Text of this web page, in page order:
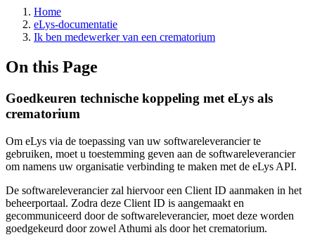
Home
eLys-documentatie
Ik ben medewerker van een crematorium
On this Page
Goedkeuren technische koppeling met eLys als
crematorium
Om eLys via de toepassing van uw softwareleverancier te
gebruiken, moet u toestemming geven aan de softwareleverancier
om namens uw organisatie verbinding te maken met de eLys API.
De softwareleverancier zal hiervoor een Client ID aanmaken in het
beheerportaal. Zodra deze Client ID is aangemaakt en
gecommuniceerd door de softwareleverancier, moet deze worden
goedgekeurd door zowel Athumi als door het crematorium.